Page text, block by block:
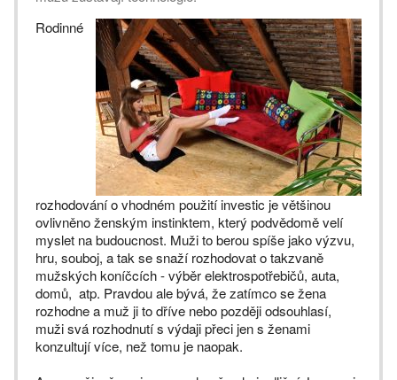
Rodinné
rozhodování o vhodném použití investic je většinou
ovlivněno ženským instinktem, který podvědomě velí
myslet na budoucnost. Muži to berou spíše jako výzvu,
hru, souboj, a tak se snaží rozhodovat o takzvaně
mužských koníčcích - výběr elektrospotřebičů, auta,
domů, atp. Pravdou ale bývá, že zatímco se žena
rozhodne a muž ji to dříve nebo později odsouhlasí,
muži svá rozhodnutí s výdaji přeci jen s ženami
konzultují více, než tomu je naopak.